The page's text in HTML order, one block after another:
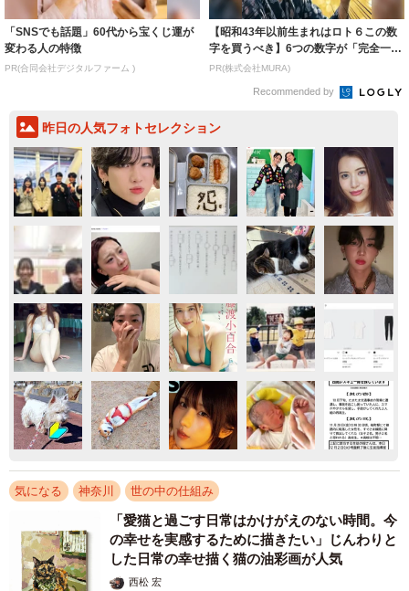
「SNSでも話題」60代から宝くじ運が
変わる人の特徴
PR(合同会社デジタルファーム )
【昭和43年以前生まれはロト６この数
字を買うべき】6つの数字が「完全一
致」する方...
PR(株式会社MURA)
Recommended by
昨日の人気フォトセレクション
気になる 神奈川 世の中の仕組み
「愛猫と過ごす日常はかけがえのない時間。今
の幸せを実感するために描きたい」じんわりと
した日常の幸せ描く猫の油彩画が人気
西松 宏